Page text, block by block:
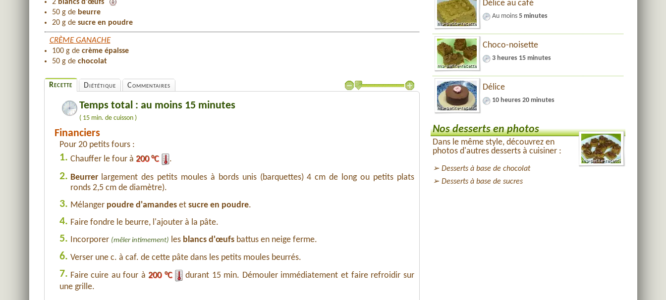
2 blancs d'œufs
50 g de beurre
20 g de sucre en poudre
CRÈME GANACHE
100 g de crème épaisse
50 g de chocolat
Recette Diététique Commentaires
Temps total : au moins 15 minutes
( 15 min. de cuisson )
Financiers
Pour 20 petits fours :
1. Chauffer le four à 200 °C .
2. Beurrerlargement des petits moules à bords unis (barquettes) 4 cm de long ou petits plats
ronds 2,5 cm de diamètre).
3. Mélanger poudre d'amandeset sucre en poudre.
4. Faire fondre le beurre, l'ajouter à la pâte.
5. Incorporer (mêler intimement) les blancs d'œufsbattus en neige ferme.
6. Verser une c. à caf. de cette pâte dans les petits moules beurrés.
7. Faire cuire au four à200 °C
durant 15 min. Démouler immédiatement et faire refroidir sur
une grille.
Délice au café
Au moins 5 minutes
Choco-noisette
3 heures 15 minutes
Délice
10 heures 20 minutes
Nos desserts en photos
Dans le même style, découvrez en
photos d'autres desserts à cuisiner :
Desserts à base de chocolat
Desserts à base de sucres